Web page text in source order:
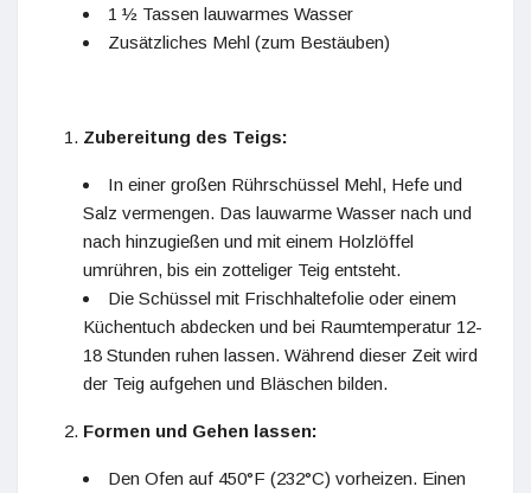
1 ½ Tassen lauwarmes Wasser
Zusätzliches Mehl (zum Bestäuben)
Zubereitung des Teigs:
In einer großen Rührschüssel Mehl, Hefe und
Salz vermengen. Das lauwarme Wasser nach und
nach hinzugießen und mit einem Holzlöffel
umrühren, bis ein zotteliger Teig entsteht.
Die Schüssel mit Frischhaltefolie oder einem
Küchentuch abdecken und bei Raumtemperatur 12-
18 Stunden ruhen lassen. Während dieser Zeit wird
der Teig aufgehen und Bläschen bilden.
Formen und Gehen lassen:
Den Ofen auf 450°F (232°C) vorheizen. Einen